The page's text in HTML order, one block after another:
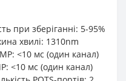
при зберіганні: 5-95%
хвилі: 1310nm
<10 мс (один канал)
<10 мс (один канал)